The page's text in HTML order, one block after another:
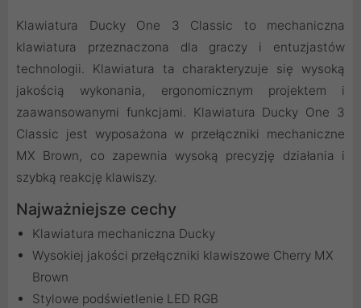
Klawiatura Ducky One 3 Classic to mechaniczna
klawiatura przeznaczona dla graczy i entuzjastów
technologii. Klawiatura ta charakteryzuje się wysoką
jakością wykonania, ergonomicznym projektem i
zaawansowanymi funkcjami. Klawiatura Ducky One 3
Classic jest wyposażona w przełączniki mechaniczne
MX Brown, co zapewnia wysoką precyzję działania i
szybką reakcję klawiszy.
Najważniejsze cechy
Klawiatura mechaniczna Ducky
Wysokiej jakości przełączniki klawiszowe Cherry MX
Brown
Stylowe podświetlenie LED RGB